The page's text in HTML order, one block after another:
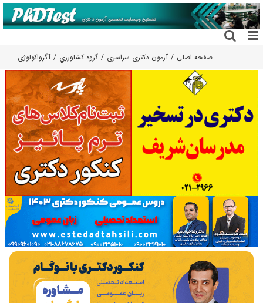
رفتن
به
محتوا
صفحه اصلی آزمون دکتری سراسری گروه كشاورزي آگرواکولوژی